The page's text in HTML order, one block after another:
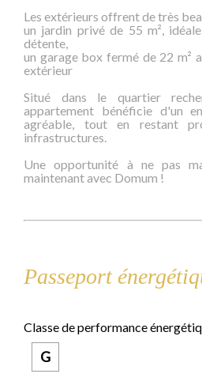
Les extérieurs offrent de très
un jardin privé de 55 m²,
détente,
un garage box fermé de 22 m²
extérieur
Situé dans le quartier
appartement bénéficie d'un
agréable, tout en restant
infrastructures.
Une opportunité à ne pas
maintenant avec Domum !
Passeport
Classe de performance
G